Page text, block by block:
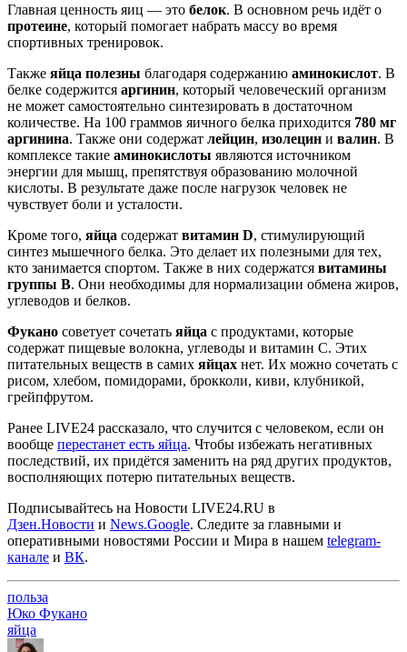
Главная ценность яиц — это белок. В основном речь идёт о
протеине, который помогает набрать массу во время
спортивных тренировок.
Также яйца полезны благодаря содержанию аминокислот. В
белке содержится аргинин, который человеческий организм
не может самостоятельно синтезировать в достаточном
количестве. На 100 граммов яичного белка приходится 780 мг
аргинина. Также они содержат лейцин, изолецин и валин. В
комплексе такие аминокислоты являются источником
энергии для мышц, препятствуя образованию молочной
кислоты. В результате даже после нагрузок человек не
чувствует боли и усталости.
Кроме того, яйца содержат витамин D, стимулирующий
синтез мышечного белка. Это делает их полезными для тех,
кто занимается спортом. Также в них содержатся витамины
группы В. Они необходимы для нормализации обмена жиров,
углеводов и белков.
Фукано советует сочетать яйца с продуктами, которые
содержат пищевые волокна, углеводы и витамин С. Этих
питательных веществ в самих яйцах нет. Их можно сочетать с
рисом, хлебом, помидорами, брокколи, киви, клубникой,
грейпфрутом.
Ранее LIVE24 рассказало, что случится с человеком, если он
вообще перестанет есть яйца. Чтобы избежать негативных
последствий, их придётся заменить на ряд других продуктов,
восполняющих потерю питательных веществ.
Подписывайтесь на Новости LIVE24.RU в
Дзен.Новости и News.Google. Следите за главными и
оперативными новостями России и Мира в нашем telegram-
канале и ВК.
польза
Юко Фукано
яйца